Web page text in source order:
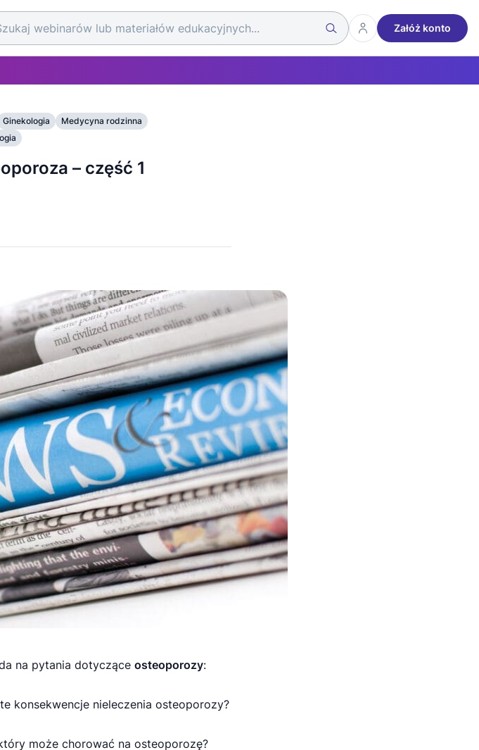
Załóż konto
Ginekologia
Medycyna rodzinna
– część 1
na pytania dotyczące osteoporozy:
konsekwencje nieleczenia osteoporozy?
może chorować na osteoporozę?